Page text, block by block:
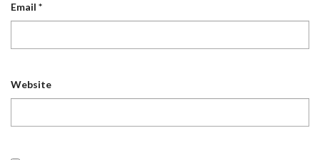
Email *
Website